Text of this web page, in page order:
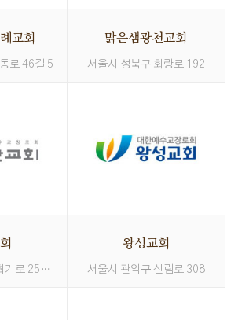
교회
로 46길 5
맑은샘광천교회
서울시 성북구 화랑로 192
서울시 동대문구 회기로 25길 67
왕성교회
서울시 관악구 신림로 308